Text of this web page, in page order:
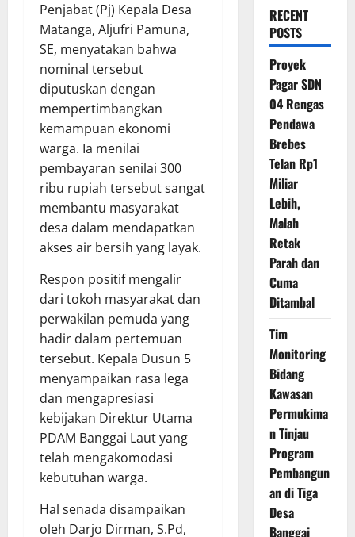
Penjabat (Pj) Kepala Desa
Matanga, Aljufri Pamuna,
SE, menyatakan bahwa
nominal tersebut
diputuskan dengan
mempertimbangkan
kemampuan ekonomi
warga. Ia menilai
pembayaran senilai 300
ribu rupiah tersebut sangat
membantu masyarakat
desa dalam mendapatkan
akses air bersih yang layak.
Respon positif mengalir
dari tokoh masyarakat dan
perwakilan pemuda yang
hadir dalam pertemuan
tersebut. Kepala Dusun 5
menyampaikan rasa lega
dan mengapresiasi
kebijakan Direktur Utama
PDAM Banggai Laut yang
telah mengakomodasi
kebutuhan warga.
Hal senada disampaikan
oleh Darjo Dirman, S.Pd,
RECENT
POSTS
Proyek
Pagar SDN
04 Rengas
Pendawa
Brebes
Telan Rp1
Miliar
Lebih,
Malah
Retak
Parah dan
Cuma
Ditambal
Tim
Monitoring
Bidang
Kawasan
Permukima
n Tinjau
Program
Pembangun
an di Tiga
Desa
Banggai